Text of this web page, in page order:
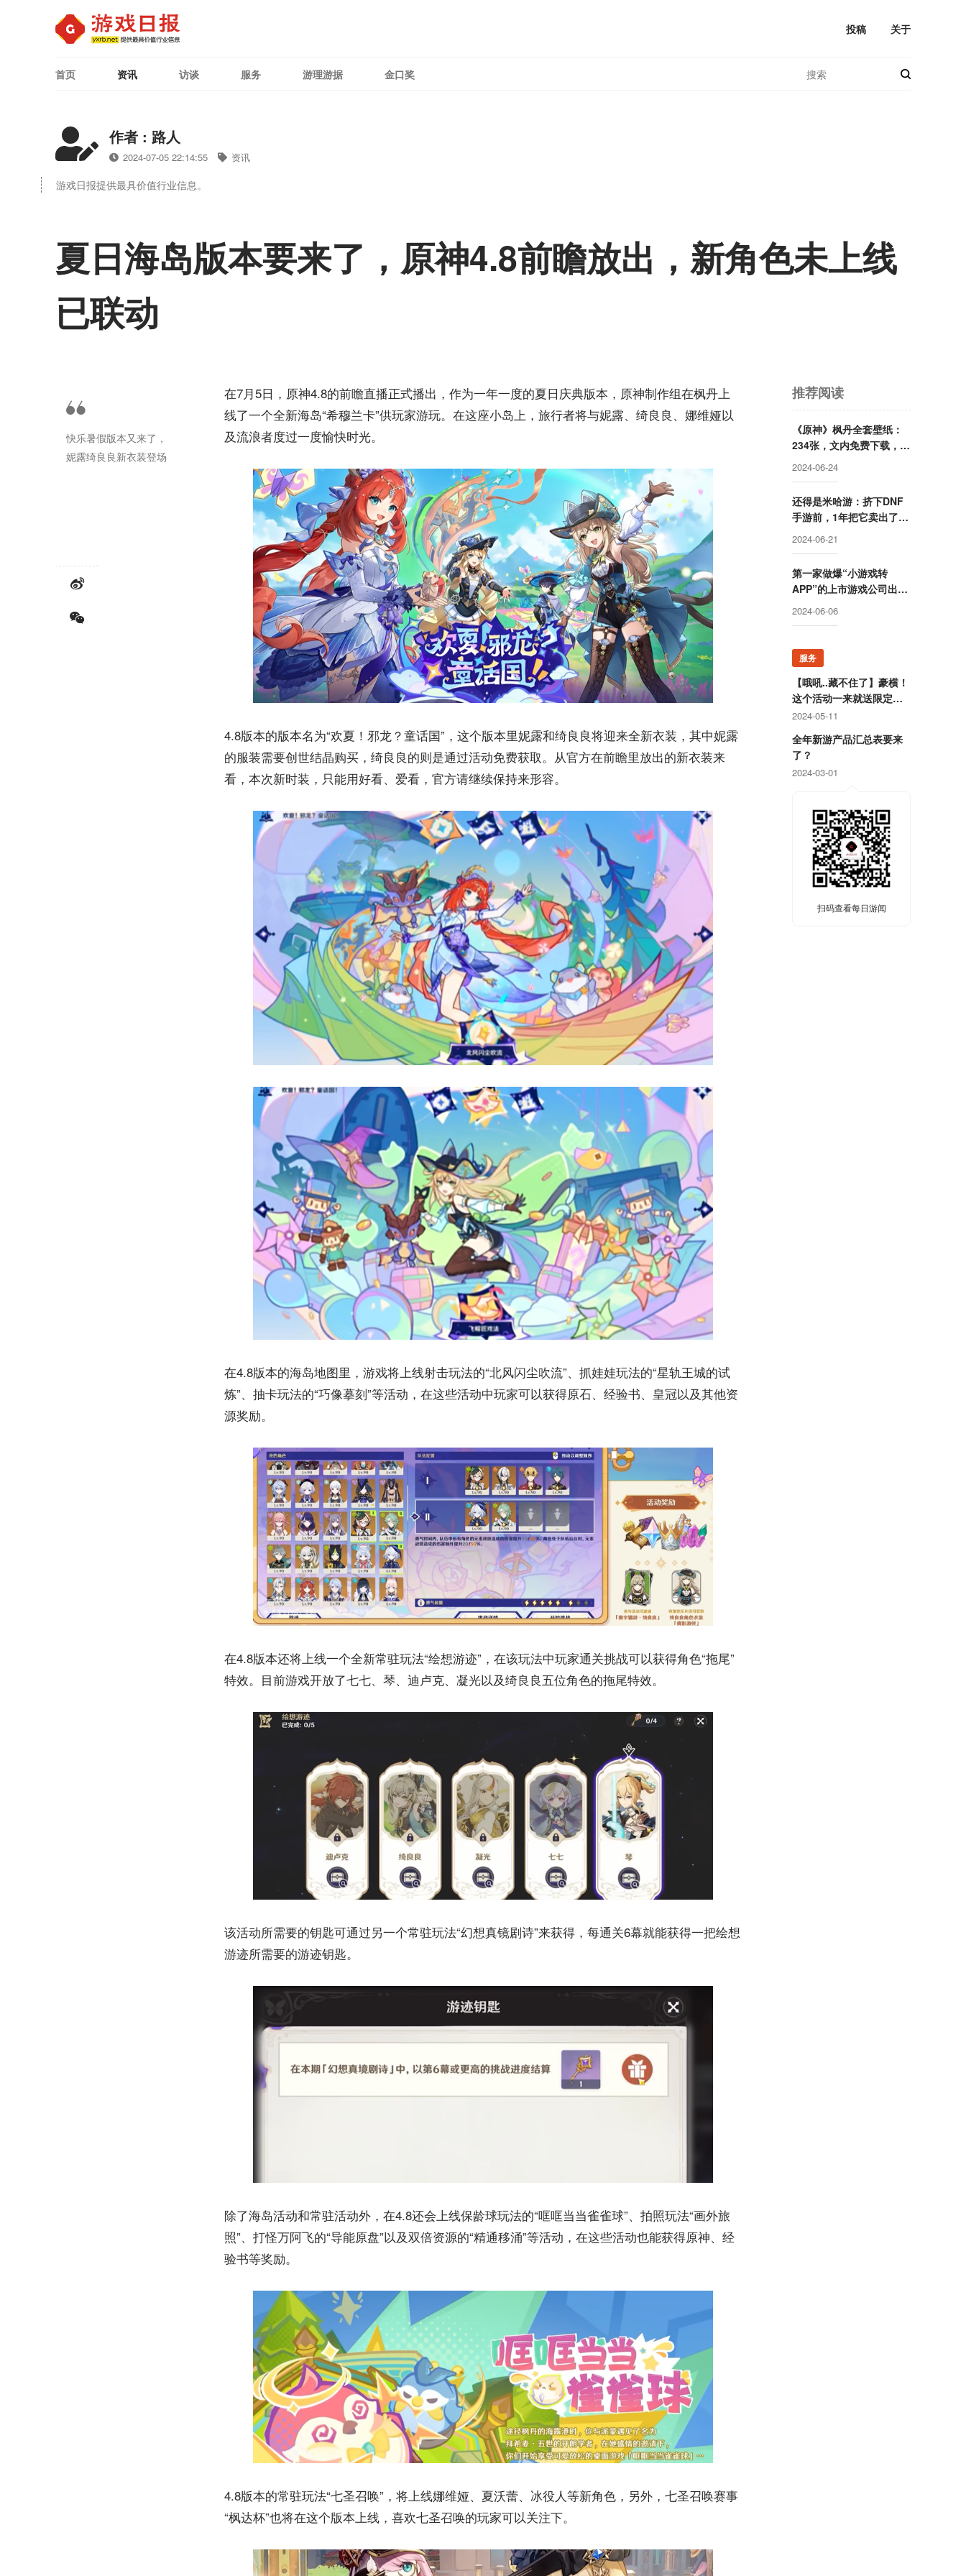
投稿 关于
首页 资讯 访谈 服务 游理游据 金口奖
作者 : 路人
2024-07-05 22:14:55 资讯
游戏日报提供最具价值行业信息。
夏日海岛版本要来了，原神4.8前瞻放出，新角色未上线
已联动
快乐暑假版本又来了，
妮露绮良良新衣装登场
在7月5日，原神4.8的前瞻直播正式播出，作为一年一度的夏日庆典版本，原神制作组在枫丹上
线了一个全新海岛“希穆兰卡”供玩家游玩。在这座小岛上，旅行者将与妮露、绮良良、娜维娅以
及流浪者度过一度愉快时光。
4.8版本的版本名为“欢夏！邪龙？童话国”，这个版本里妮露和绮良良将迎来全新衣装，其中妮露
的服装需要创世结晶购买，绮良良的则是通过活动免费获取。从官方在前瞻里放出的新衣装来
看，本次新时装，只能用好看、爱看，官方请继续保持来形容。
在4.8版本的海岛地图里，游戏将上线射击玩法的“北风闪尘吹流”、抓娃娃玩法的“星轨王城的试
炼”、抽卡玩法的“巧像摹刻”等活动，在这些活动中玩家可以获得原石、经验书、皇冠以及其他资
源奖励。
在4.8版本还将上线一个全新常驻玩法“绘想游迹”，在该玩法中玩家通关挑战可以获得角色“拖尾”
特效。目前游戏开放了七七、琴、迪卢克、凝光以及绮良良五位角色的拖尾特效。
该活动所需要的钥匙可通过另一个常驻玩法“幻想真镜剧诗”来获得，每通关6幕就能获得一把绘想
游迹所需要的游迹钥匙。
除了海岛活动和常驻活动外，在4.8还会上线保龄球玩法的“哐哐当当雀雀球”、拍照玩法“画外旅
照”、打怪万阿飞的“导能原盘”以及双倍资源的“精通移涌”等活动，在这些活动也能获得原神、经
验书等奖励。
4.8版本的常驻玩法“七圣召唤”，将上线娜维娅、夏沃蕾、冰役人等新角色，另外，七圣召唤赛事
“枫达杯”也将在这个版本上线，喜欢七圣召唤的玩家可以关注下。
推荐阅读
《原神》枫丹全套壁纸：
234张，文内免费下载，出
镜率最高的角色是她？
2024-06-24
还得是米哈游：挤下DNF
手游前，1年把它卖出了
1.27亿
2024-06-21
第一家做爆“小游戏转
APP”的上市游戏公司出现
了：5天冲上iOS畅销榜第
2024-06-06
服务
【哦吼..藏不住了】豪横！
这个活动一来就送限定游
戏周边！
2024-05-11
全年新游产品汇总表要来
了？
2024-03-01
扫码查看每日游闻